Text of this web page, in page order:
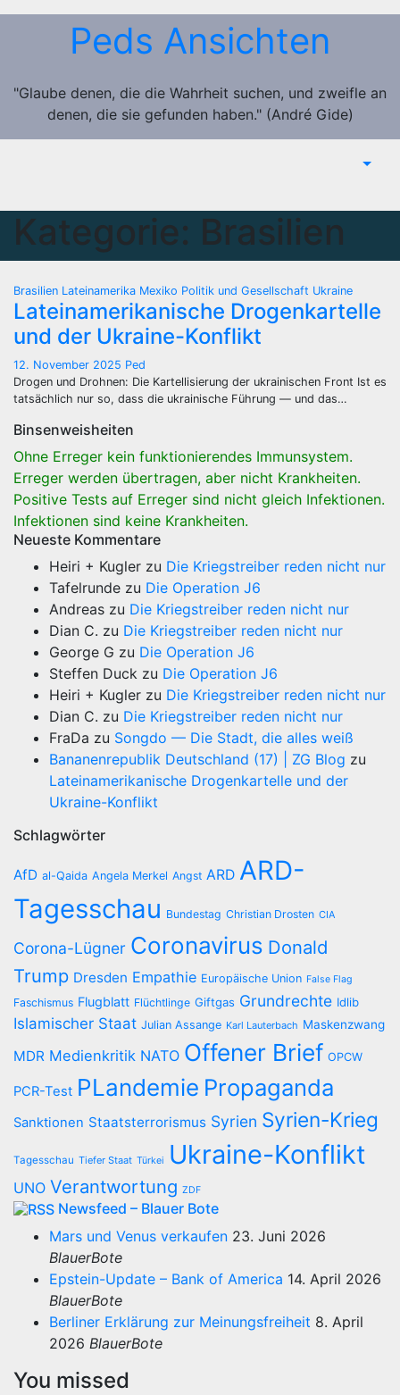
Zum
Peds Ansichten
"Glaube denen, die die Wahrheit suchen, und zweifle an
denen, die sie gefunden haben." (André Gide)
Kategorie: Brasilien
Brasilien Lateinamerika Mexiko Politik und Gesellschaft Ukraine
Lateinamerikanische Drogenkartelle
und der Ukraine-Konflikt
12. November 2025 Ped
Drogen und Drohnen: Die Kartellisierung der ukrainischen Front Ist es
tatsächlich nur so, dass die ukrainische Führung — und das…
Binsenweisheiten
Ohne Erreger kein funktionierendes Immunsystem.
Erreger werden übertragen, aber nicht Krankheiten.
Positive Tests auf Erreger sind nicht gleich Infektionen.
Infektionen sind keine Krankheiten.
Neueste Kommentare
Heiri + Kugler zu Die Kriegstreiber reden nicht nur
Tafelrunde zu Die Operation J6
Andreas zu Die Kriegstreiber reden nicht nur
Dian C. zu Die Kriegstreiber reden nicht nur
George G zu Die Operation J6
Steffen Duck zu Die Operation J6
Heiri + Kugler zu Die Kriegstreiber reden nicht nur
Dian C. zu Die Kriegstreiber reden nicht nur
FraDa zu Songdo — Die Stadt, die alles weiß
Bananenrepublik Deutschland (17) | ZG Blog zu
Lateinamerikanische Drogenkartelle und der
Ukraine-Konflikt
Schlagwörter
AfD al-Qaida Angela Merkel Angst ARD ARD-
Tagesschau Bundestag Christian Drosten CIA
Corona-Lügner Coronavirus Donald
Trump Dresden Empathie Europäische Union False Flag
Faschismus Flugblatt Flüchtlinge Giftgas Grundrechte Idlib
Islamischer Staat Julian Assange Karl Lauterbach Maskenzwang
MDR Medienkritik NATO Offener Brief OPCW
PCR-Test PLandemie Propaganda
Sanktionen Staatsterrorismus Syrien Syrien-Krieg
Tagesschau Tiefer Staat Türkei Ukraine-Konflikt
UNO Verantwortung ZDF
Newsfeed – Blauer Bote
Mars und Venus verkaufen 23. Juni 2026
BlauerBote
Epstein-Update – Bank of America 14. April 2026
BlauerBote
Berliner Erklärung zur Meinungsfreiheit 8. April
2026 BlauerBote
You missed